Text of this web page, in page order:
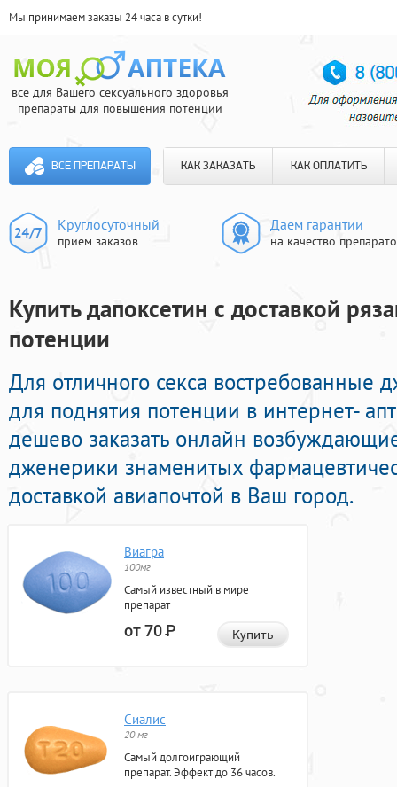
Мы принимаем заказы 24 часа в сутки!
все для Вашего сексуального здоровья
препараты для повышения потенции
ВСЕ ПРЕПАРАТЫ КАК ЗАКАЗАТЬ КАК ОПЛАТИТЬ
Круглосуточный
прием заказов
Даем гарантии
на качество
Купить дапоксетин с доставкой
потенции
Для отличного секса востребованные
для поднятия потенции в интернет-
дешево заказать онлайн
дженерики знаменитых
доставкой авиапочтой в Ваш город.
Виагра
100мг
Самый известный в мире
препарат
от 70Р Купить
Сиалис
20 мг
Самый долгоиграющий
препарат. Эффект до 36 часов.